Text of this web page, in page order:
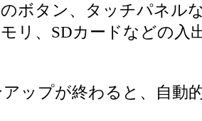
ボタン、タッチパネル
リ、SDカードなどの入
ップが終わると、自動